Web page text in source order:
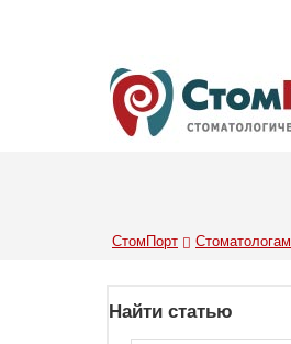
СтомПорт Стоматологам
Найти статью